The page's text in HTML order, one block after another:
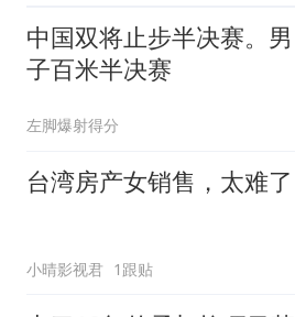
中国双将止步半决赛。男
子百米半决赛
左脚爆射得分
台湾房产女销售，太难了
小晴影视君 1跟贴